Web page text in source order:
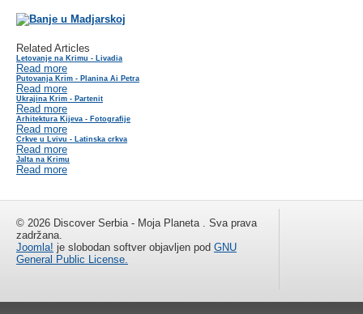
Related Articles
Letovanje na Krimu - Livadia
Read more
Putovanja Krim - Planina Ai Petra
Read more
Ukrajina Krim - Partenit
Read more
Arhitektura Kijeva - Fotografije
Read more
Crkve u Lvivu - Latinska crkva
Read more
Jalta na Krimu
Read more
© 2026 Discover Serbia - Moja Planeta . Sva prava
zadržana.
Joomla! je slobodan softver objavljen pod GNU
General Public License.